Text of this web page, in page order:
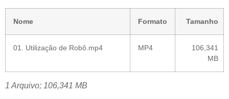
Nome Formato Tamanho
01. Utilização de Robô.mp4 MP4
106,341
MB
1 Arquivo; 106,341 MB